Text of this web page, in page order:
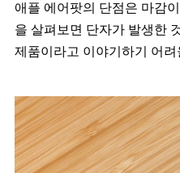
애플 에어팟의 단점은 마감
을 살펴보면 단자가 발생한
제품이라고 이야기하기 어